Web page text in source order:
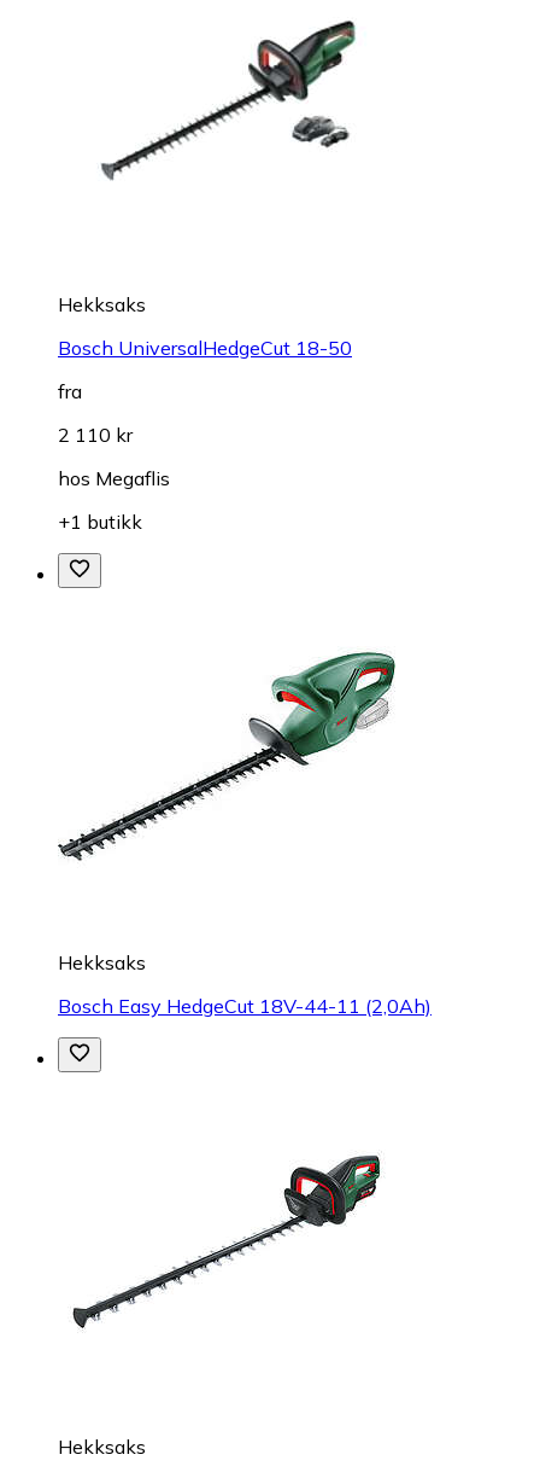
Hekksaks
Bosch UniversalHedgeCut 18-50
fra
2 110 kr
hos Megaflis
+1 butikk
Hekksaks
Bosch Easy HedgeCut 18V-44-11 (2,0Ah)
Hekksaks